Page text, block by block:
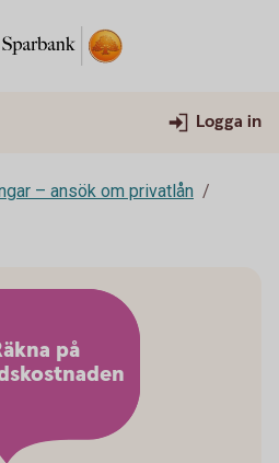
Logga in
– ansök om privatlån
på